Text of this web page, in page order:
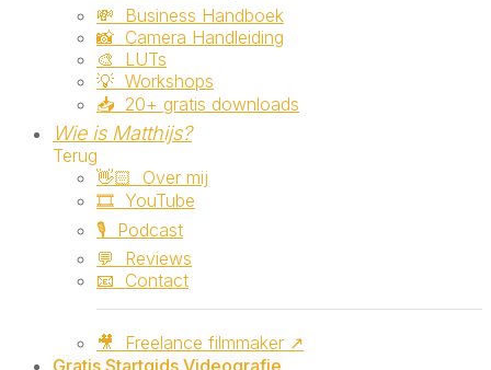
💸 ‎ ‎Business Handboek
📸 ‎ ‎Camera Handleiding
🎨 ‎ ‎LUTs
💡 ‎ ‎Workshops
📥 ‎ ‎20+ gratis downloads
Wie is Matthijs?
Terug
👋🏻 ‎ ‎Over mij
🎞️ ‎ ‎YouTube
🎙️ ‎ ‎Podcast
💬 ‎ ‎Reviews
📧 ‎ ‎Contact
🎥 ‎ ‎Freelance filmmaker ↗